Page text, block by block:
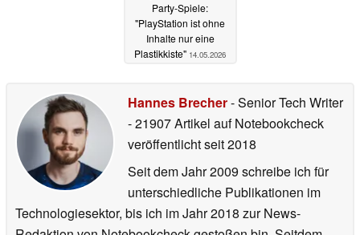
Party-Spiele:
"PlayStation ist ohne
Inhalte nur eine
Plastikkiste" 14.05.2026
Hannes Brecher- Senior Tech Writer
- 21907 Artikel auf Notebookcheck
veröffentlichtseit 2018
Seit dem Jahr 2009 schreibe ich für
unterschiedliche Publikationen im
Technologiesektor, bis ich im Jahr 2018 zur News-